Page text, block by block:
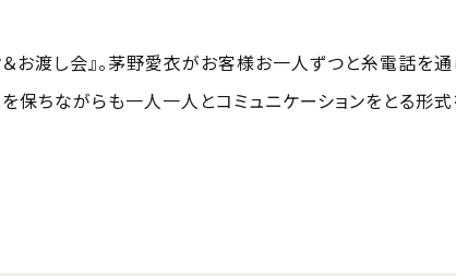
＆お渡し会』。茅野愛衣がお客様お一人ずつと糸電話を
を保ちながらも一人一人とコミュニケーションをとる形式